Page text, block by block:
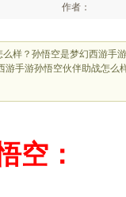
作者：
样？孙悟空是梦幻西游手
游手游孙悟空伙伴助战怎么
空：